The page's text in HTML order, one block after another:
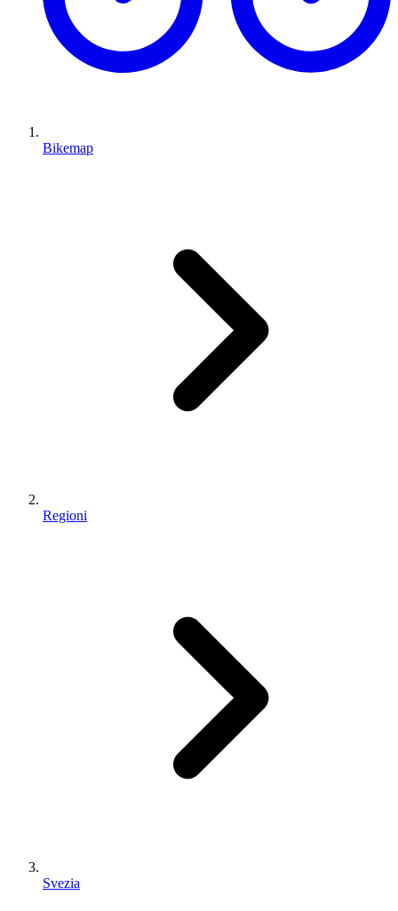
Bikemap
Regioni
Svezia